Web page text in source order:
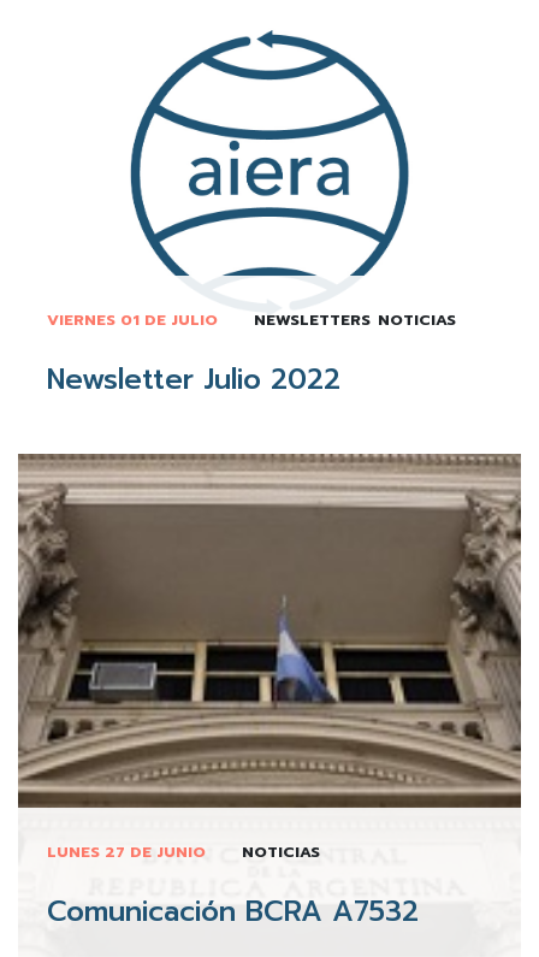
VIERNES 01 DE JULIO NEWSLETTERS NOTICIAS
Newsletter Julio 2022
LUNES 27 DE JUNIO NOTICIAS
Comunicación BCRA A7532